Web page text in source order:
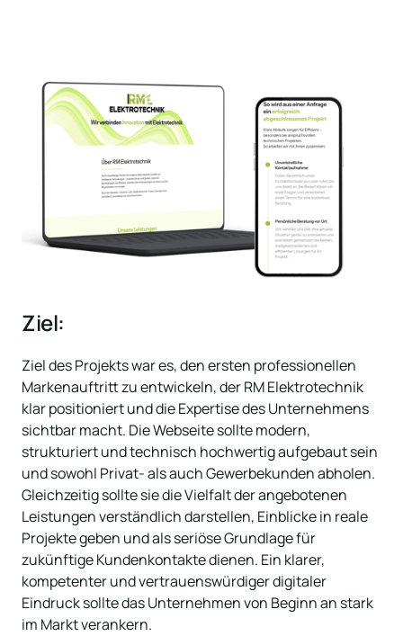
Ziel:
Ziel des Projekts war es, den ersten professionellen
Markenauftritt zu entwickeln, der RM Elektrotechnik
klar positioniert und die Expertise des Unternehmens
sichtbar macht. Die Webseite sollte modern,
strukturiert und technisch hochwertig aufgebaut sein
und sowohl Privat- als auch Gewerbekunden abholen.
Gleichzeitig sollte sie die Vielfalt der angebotenen
Leistungen verständlich darstellen, Einblicke in reale
Projekte geben und als seriöse Grundlage für
zukünftige Kundenkontakte dienen. Ein klarer,
kompetenter und vertrauenswürdiger digitaler
Eindruck sollte das Unternehmen von Beginn an stark
im Markt verankern.